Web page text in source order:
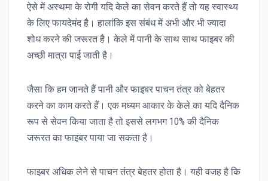
ऐसे में अस्थमा के रोगी यदि केले का सेवन करते हैं तो यह स्वास्थ्य
के लिए फायदेमंद है। हालांकि इस संबंध में अभी और भी ज्यादा
शोध करने की जरूरत है। केले में पानी के साथ साथ फाइबर की
अच्छी मात्रा पाई जाती है।
जैसा कि हम जानते हैं पानी और फाइबर पाचन तंत्र को बेहतर
करने का काम करते हैं। एक मध्यम आकार के केले का यदि दैनिक
रूप से सेवन किया जाता है तो इससे लगभग 10% की दैनिक
जरूरत का फाइबर पाया जा सकता है।
फाइबर अधिक लेने से पाचन तंत्र बेहतर होता है। यही वजह है कि